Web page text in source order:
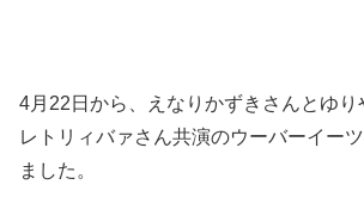
4月22日から、えなりかずきさんとゆり
レトリィバァさん共演のウーバーイー
ました。